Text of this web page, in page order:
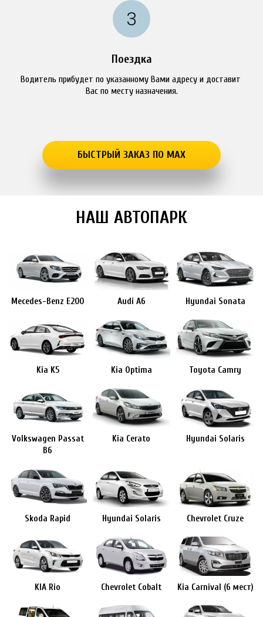
Поездка
Водитель прибудет по указанному Вами адресу и доставит
Вас по месту назначения.
БЫСТРЫЙ ЗАКАЗ ПО MAX
НАШ АВТОПАРК
Mecedes-Benz E200 Audi A6 Hyundai Sonata
Kia K5 Kia Optima Toyota Camry
Volkswagen Passat
B6
Kia Cerato Hyundai Solaris
Skoda Rapid Hyundai Solaris Chevrolet Cruze
KIA Rio Chevrolet Cobalt Kia Carnival (6 мест)